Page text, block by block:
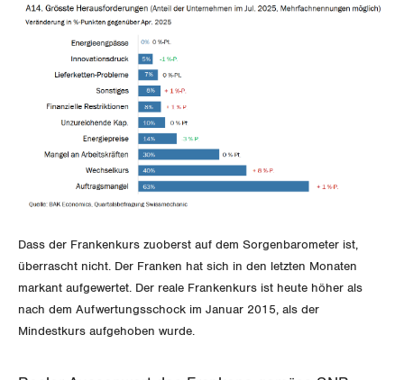
Schaffhausen
St. Gallen-Appenzell
Solothurn
Tessin
Dass der Frankenkurs zuoberst auf dem Sorgenbarometer ist,
überrascht nicht. Der Franken hat sich in den letzten Monaten
markant aufgewertet. Der reale Frankenkurs ist heute höher als
nach dem Aufwertungsschock im Januar 2015, als der
Mindestkurs aufgehoben wurde.